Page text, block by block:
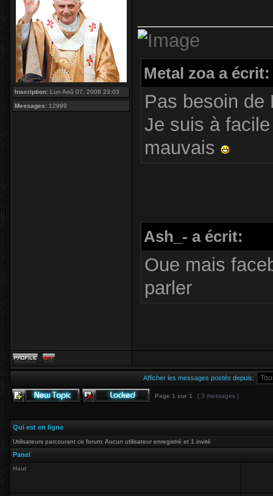
Inscription: Lun Aoû 07, 2006 23:03
Messages: 12999
Metal zoa a écrit:
Pas besoin de
Je suis à
mauvais
Ash_- a écrit:
Oue mais
parler
Afficher les messages postés depuis:
Page 1 sur 1 [ 3 messages ]
Qui est en ligne
Utilisateurs parcourant ce forum: Aucun utilisateur enregistré et 1 invité
Panel
Haut